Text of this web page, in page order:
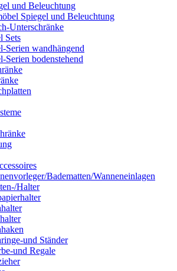
und Beleuchtung
Spiegel und Beleuchtung
Unterschränke
Sets
Serien wandhängend
Serien bodenstehend
Badematten/Wanneneinlagen
Halter
und Ständer
und Regale